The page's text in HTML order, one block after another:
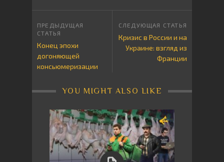
Конец эпохи
догоняющей
консьюмеризации
Кризис в России и на
Украине: взгляд из
Франции
YOU MIGHT ALSO LIKE